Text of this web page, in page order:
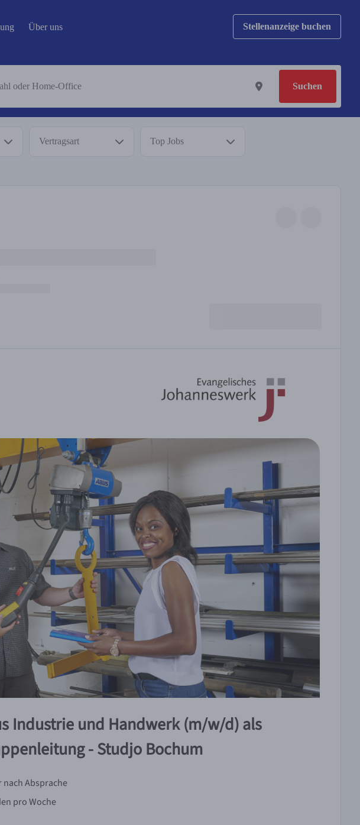
Über uns Stellenanzeige buchen
Suchen
Vertragsart Top Jobs